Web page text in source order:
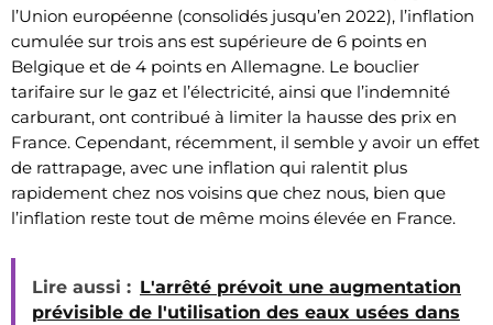
l’Union européenne (consolidés jusqu’en 2022), l’inflation
cumulée sur trois ans est supérieure de 6 points en
Belgique et de 4 points en Allemagne. Le bouclier
tarifaire sur le gaz et l’électricité, ainsi que l’indemnité
carburant, ont contribué à limiter la hausse des prix en
France. Cependant, récemment, il semble y avoir un effet
de rattrapage, avec une inflation qui ralentit plus
rapidement chez nos voisins que chez nous, bien que
l’inflation reste tout de même moins élevée en France.
Lire aussi : L'arrêté prévoit une augmentation
prévisible de l'utilisation des eaux usées dans